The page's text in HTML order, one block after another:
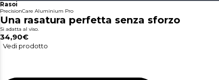
Rasoi
PrecisionCare Aluminium Pro
Una rasatura perfetta senza sforzo
Si adatta al viso.
34,90€
Vedi prodotto